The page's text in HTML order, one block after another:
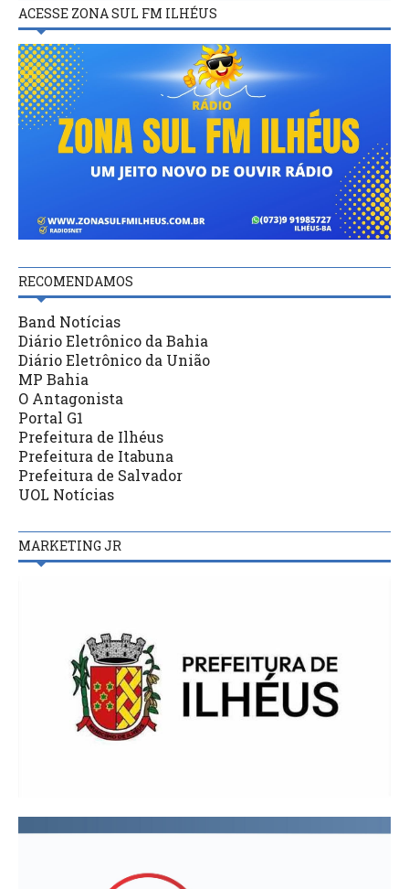
ACESSE ZONA SUL FM ILHÉUS
RECOMENDAMOS
Band Notícias
Diário Eletrônico da Bahia
Diário Eletrônico da União
MP Bahia
O Antagonista
Portal G1
Prefeitura de Ilhéus
Prefeitura de Itabuna
Prefeitura de Salvador
UOL Notícias
MARKETING JR